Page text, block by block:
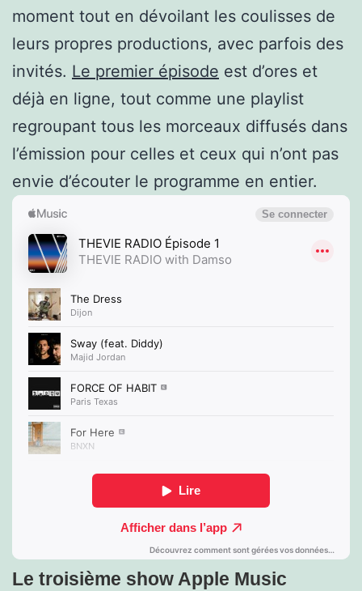
moment tout en dévoilant les coulisses de
leurs propres productions, avec parfois des
invités. Le premier épisode est d’ores et
déjà en ligne, tout comme une playlist
regroupant tous les morceaux diffusés dans
l’émission pour celles et ceux qui n’ont pas
envie d’écouter le programme en entier.
Le troisième show Apple Music